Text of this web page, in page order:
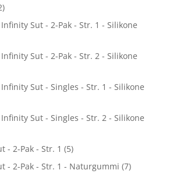
Sut - 2-Pak - Str. 1 - Silikone
Sut - 2-Pak - Str. 2 - Silikone
Sut - Singles - Str. 1 - Silikone
Sut - Singles - Str. 2 - Silikone
- 2-Pak - Str. 1 (5)
- 2-Pak - Str. 1 - Naturgummi (7)